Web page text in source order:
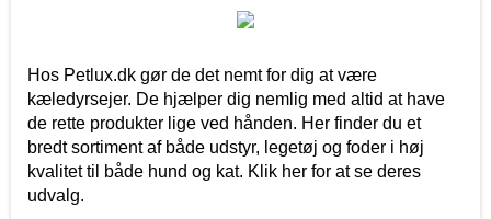
Hos Petlux.dk gør de det nemt for dig at være
kæledyrsejer. De hjælper dig nemlig med altid at have
de rette produkter lige ved hånden. Her finder du et
bredt sortiment af både udstyr, legetøj og foder i høj
kvalitet til både hund og kat. Klik her for at se deres
udvalg.